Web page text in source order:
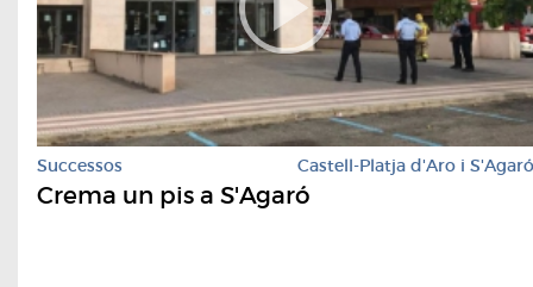
Successos Castell-Platja d'Aro i S'Agaró
Crema un pis a S'Agaró